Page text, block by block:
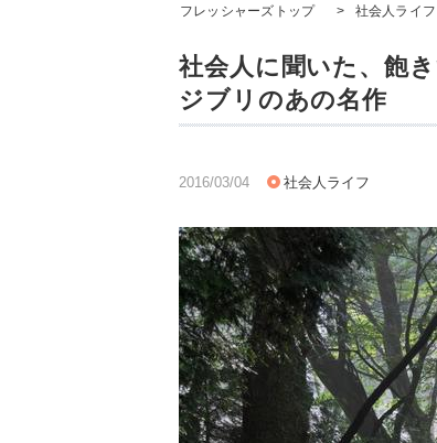
フレッシャーズトップ > 社会人ライフ
社会人に聞いた、飽
ジブリのあの名作
2016/03/04 社会人ライフ